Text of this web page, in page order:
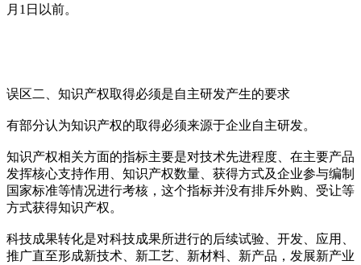
月1日以前。
误区二、知识产权取得必须是自主研发产生的要求
有部分认为知识产权的取得必须来源于企业自主研发。
知识产权相关方面的指标主要是对技术先进程度、在主要产品
发挥核心支持作用、知识产权数量、获得方式及企业参与编制
国家标准等情况进行考核，这个指标并没有排斥外购、受让等
方式获得知识产权。
科技成果转化是对科技成果所进行的后续试验、开发、应用、
推广直至形成新技术、新工艺、新材料、新产品，发展新产业